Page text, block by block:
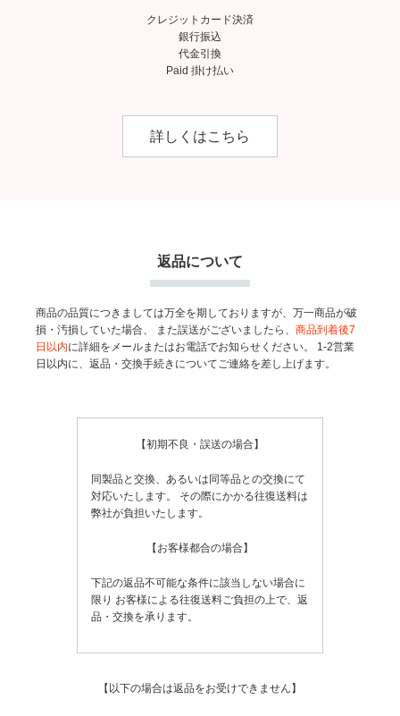
クレジットカード決済
銀行振込
代金引換
Paid 掛け払い
詳しくはこちら
返品について
商品の品質につきましては万全を期しておりますが、万一商品が破
損・汚損していた場合、
また誤送がございましたら、商品到着後7
日以内に詳細をメールまたはお電話でお知らせください。
1-2営業
日以内に、返品・交換手続きについてご連絡を差し上げます。
【初期不良・誤送の場合】
同製品と交換、あるいは同等品との交換にて
対応いたします。
その際にかかる往復送料は
弊社が負担いたします。
【お客様都合の場合】
下記の返品不可能な条件に該当しない場合に
限り お客様による往復送料ご負担の上で、返
品・交換を承ります。
【以下の場合は返品をお受けできません】